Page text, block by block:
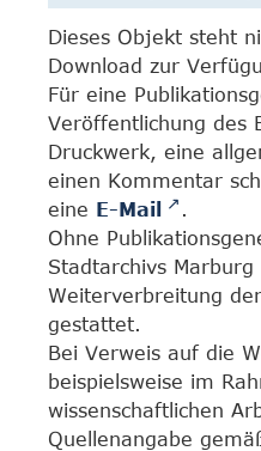
Dieses Objekt steht
Download zur
Für eine
Veröffentlichung des
Druckwerk, eine
einen Kommentar
eine E-Mail
.
Ohne
Stadtarchivs Marburg
Weiterverbreitung
gestattet.
Bei Verweis auf die
beispielsweise im
wissenschaftlichen
Quellenangabe